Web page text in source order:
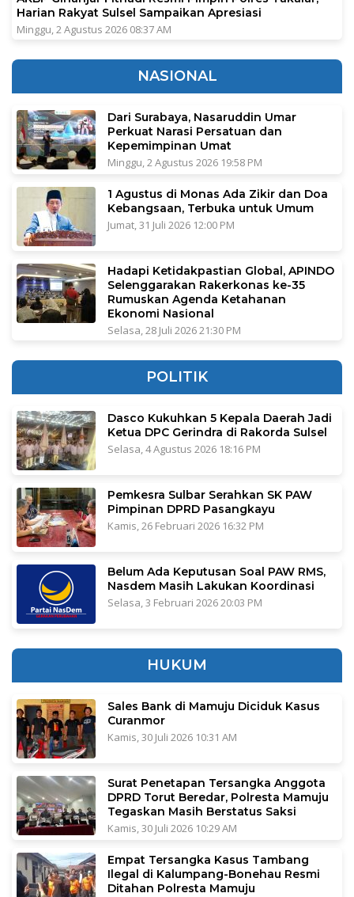
Harian Rakyat Sulsel Sampaikan Apresiasi
Minggu, 2 Agustus 2026 08:37 AM
NASIONAL
Dari Surabaya, Nasaruddin Umar
Perkuat Narasi Persatuan dan
Kepemimpinan Umat
Minggu, 2 Agustus 2026 19:58 PM
1 Agustus di Monas Ada Zikir dan Doa
Kebangsaan, Terbuka untuk Umum
Jumat, 31 Juli 2026 12:00 PM
Hadapi Ketidakpastian Global, APINDO
Selenggarakan Rakerkonas ke-35
Rumuskan Agenda Ketahanan
Ekonomi Nasional
Selasa, 28 Juli 2026 21:30 PM
POLITIK
Dasco Kukuhkan 5 Kepala Daerah Jadi
Ketua DPC Gerindra di Rakorda Sulsel
Selasa, 4 Agustus 2026 18:16 PM
Pemkesra Sulbar Serahkan SK PAW
Pimpinan DPRD Pasangkayu
Kamis, 26 Februari 2026 16:32 PM
Belum Ada Keputusan Soal PAW RMS,
Nasdem Masih Lakukan Koordinasi
Selasa, 3 Februari 2026 20:03 PM
HUKUM
Sales Bank di Mamuju Diciduk Kasus
Curanmor
Kamis, 30 Juli 2026 10:31 AM
Surat Penetapan Tersangka Anggota
DPRD Torut Beredar, Polresta Mamuju
Tegaskan Masih Berstatus Saksi
Kamis, 30 Juli 2026 10:29 AM
Empat Tersangka Kasus Tambang
Ilegal di Kalumpang-Bonehau Resmi
Ditahan Polresta Mamuju